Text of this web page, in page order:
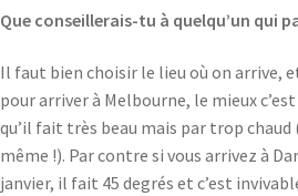
Que conseillerais-tu à quelqu’un qui
Il faut bien choisir le lieu où on arrive,
pour arriver à Melbourne, le mieux
qu’il fait très beau mais par trop chaud
même !). Par contre si vous arrivez à
janvier, il fait 45 degrés et c’est